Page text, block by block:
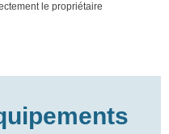
le propriétaire